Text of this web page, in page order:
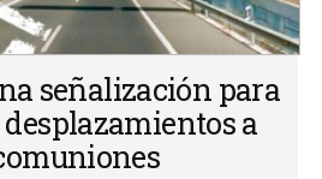
señalización para
a